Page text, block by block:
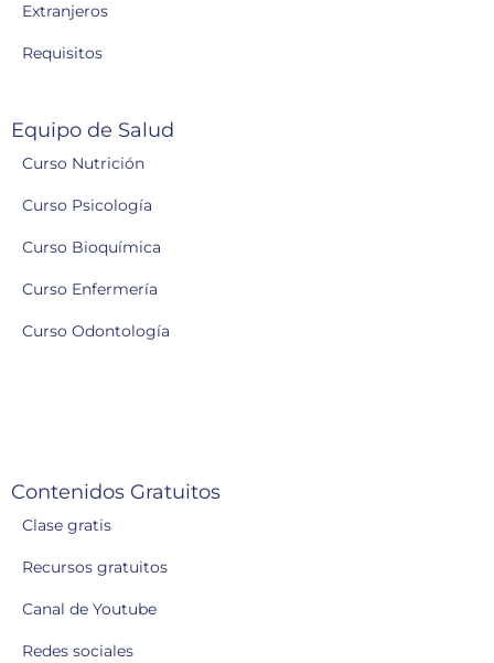
Extranjeros
Requisitos
Equipo de Salud
Curso Nutrición
Curso Psicología
Curso Bioquímica
Curso Enfermería
Curso Odontología
Contenidos Gratuitos
Clase gratis
Recursos gratuitos
Canal de Youtube
Redes sociales